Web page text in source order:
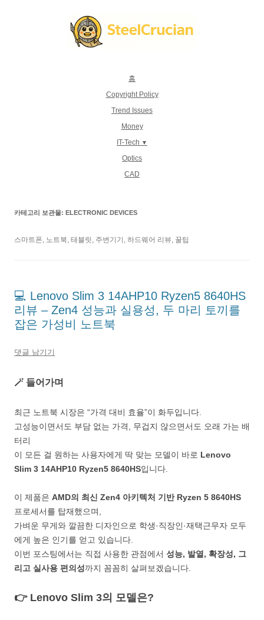
홈
Copyright Policy
Trend Issues
Money
IT-Tech
Optics
CAD
카테고리 보관물: ELECTRONIC DEVICES
스마트폰, 노트북, 태블릿, 주변기기, 하드웨어 리뷰, 꿀팁
💻 Lenovo Slim 3 14AHP10 Ryzen5 8640HS
리뷰 – Zen4 성능과 실용성, 두 마리 토끼를
잡은 가성비 노트북
댓글 남기기
🪄 들어가며
최근 노트북 시장은 “가격 대비 효율”이 화두입니다.
고성능이면서도 부담 없는 가격, 무겁지 않으면서도 오래 가는 배
터리
이 모든 걸 원하는 사용자에게 딱 맞는 모델이 바로 Lenovo
Slim 3 14AHP10 Ryzen5 8640HS입니다.
이 제품은 AMD의 최신 Zen4 아키텍처 기반 Ryzen 5 8640HS
프로세서를 탑재했으며,
가벼운 무게와 깔끔한 디자인으로 학생·직장인·재택근무자 모두
에게 높은 인기를 얻고 있습니다.
이번 포스팅에서는 직접 사용한 관점에서 성능, 발열, 확장성, 그
리고 실사용 편의성까지 꼼꼼히 살펴보겠습니다.
👉 Lenovo Slim 3의 모델은?